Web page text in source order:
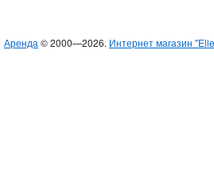
Аренда © 2000—2026. Интернет магазин